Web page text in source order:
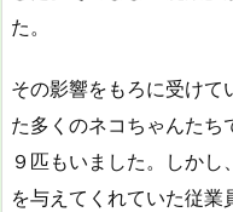
た。
その影響をもろに受けて
た多くのネコちゃんたち
９匹もいました。しか
を与えてくれていた従